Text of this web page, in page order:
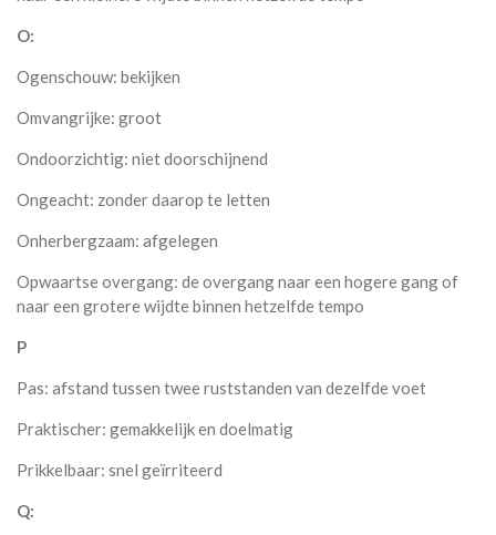
O:
Ogenschouw: bekijken
Omvangrijke: groot
Ondoorzichtig: niet doorschijnend
Ongeacht: zonder daarop te letten
Onherbergzaam: afgelegen
Opwaartse overgang: de overgang naar een hogere gang of
naar een grotere wijdte binnen hetzelfde tempo
P
Pas: afstand tussen twee ruststanden van dezelfde voet
Praktischer: gemakkelijk en doelmatig
Prikkelbaar: snel geïrriteerd
Q: